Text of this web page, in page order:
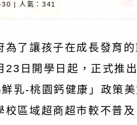
| 人氣：341
為了讓孩子在成長發育
23日開學日起，正式推
乳-桃園鈣健康」政策
區域超商超市較不普